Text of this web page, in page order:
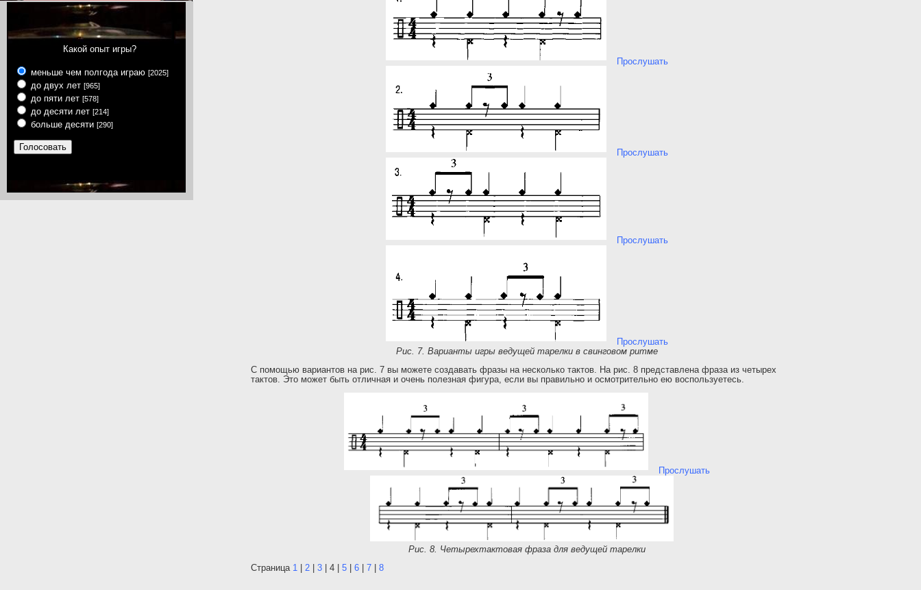
Прослушать
Прослушать
Прослушать
Прослушать
Рис. 7. Варианты игры ведущей тарелки в свинговом ритме
С помощью вариантов на рис. 7 вы можете создавать фразы на несколько тактов. На рис. 8 представлена фраза из четырех
тактов. Это может быть отличная и очень полезная фигура, если вы правильно и осмотрительно ею воспользуетесь.
Прослушать
Рис. 8. Четырехтактовая фраза для ведущей тарелки
Страница 1 2 3 | 4 | 5 6 7 8
Какой опыт игры?
меньше чем полгода играю [2025]
до двух лет [965]
до пяти лет [578]
до десяти лет [214]
больше десяти [290]